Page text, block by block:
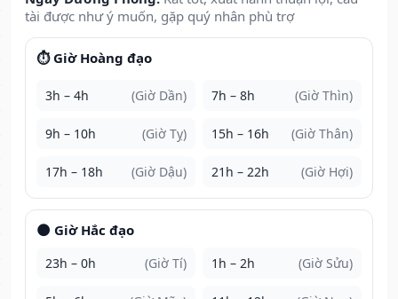
tài được như ý muốn, gặp quý nhân phù trợ
⏱️ Giờ Hoàng đạo
3h – 4h (Giờ Dần) 7h – 8h (Giờ Thìn)
9h – 10h (Giờ Tỵ) 15h – 16h (Giờ Thân)
17h – 18h (Giờ Dậu) 21h – 22h (Giờ Hợi)
🌑 Giờ Hắc đạo
23h – 0h (Giờ Tí) 1h – 2h (Giờ Sửu)